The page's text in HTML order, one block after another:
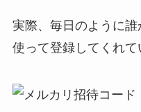
実際、毎日のように
使って登録してくれて